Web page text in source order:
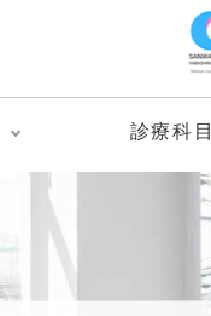
診療科目